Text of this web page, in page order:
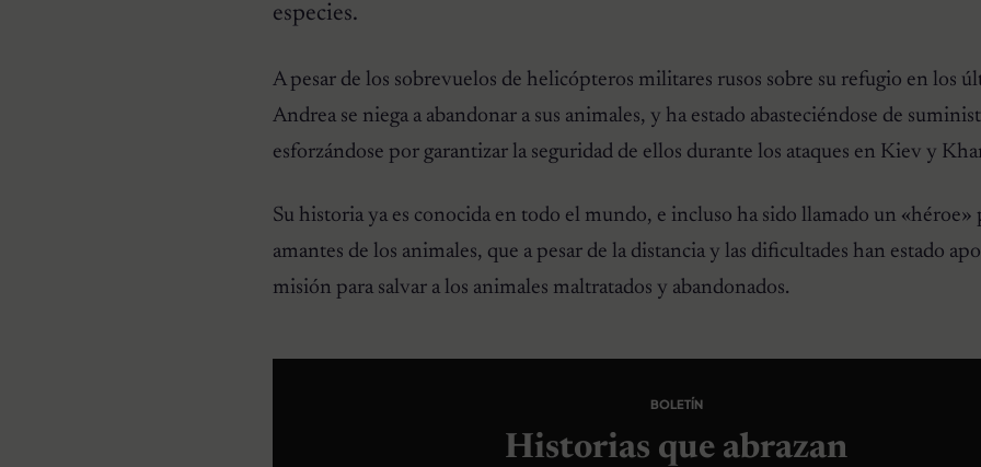
especies.
A pesar de los sobrevuelos de helicópteros militares rusos sobre su refugio en los
Andrea se niega a abandonar a sus animales, y ha estado abasteciéndose de
esforzándose por garantizar la seguridad de ellos durante los ataques en Kiev y
Su historia ya es conocida en todo el mundo, e incluso ha sido llamado un «héroe»
amantes de los animales, que a pesar de la distancia y las dificultades han estado
misión para salvar a los animales maltratados y abandonados.
BOLETÍN
Historias que abrazan